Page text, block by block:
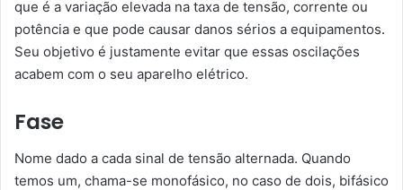
que é a variação elevada na taxa de tensão, corrente ou
potência e que pode causar danos sérios a equipamentos.
Seu objetivo é justamente evitar que essas oscilações
acabem com o seu aparelho elétrico.
Fase
Nome dado a cada sinal de tensão alternada. Quando
temos um, chama-se monofásico, no caso de dois, bifásico